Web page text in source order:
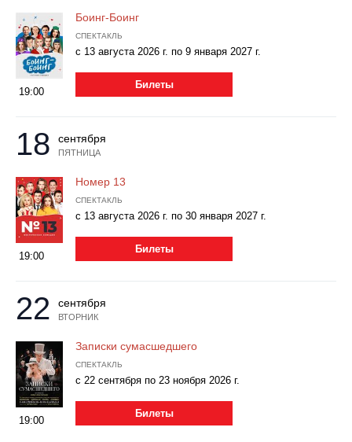
19:00
Боинг-Боинг
СПЕКТАКЛЬ
с 13 августа 2026 г. по 9 января 2027 г.
Билеты
18 ПЯТНИЦА
сентября
19:00
Номер 13
СПЕКТАКЛЬ
с 13 августа 2026 г. по 30 января 2027 г.
Билеты
22 ВТОРНИК
сентября
19:00
Записки сумасшедшего
СПЕКТАКЛЬ
с 22 сентября по 23 ноября 2026 г.
Билеты